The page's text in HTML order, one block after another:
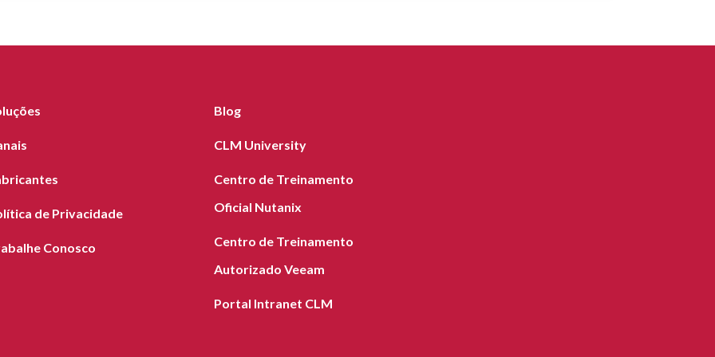
de Privacidade
Conosco
Blog
CLM University
Centro de Treinamento
Oficial Nutanix
Centro de Treinamento
Autorizado Veeam
Portal Intranet CLM